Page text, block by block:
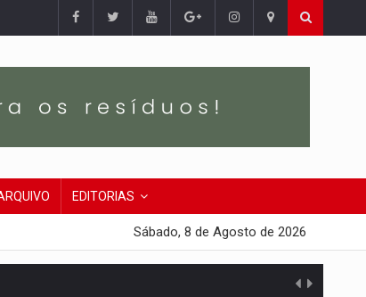
EDITORIAS
Sábado, 8 de Agosto de 2026